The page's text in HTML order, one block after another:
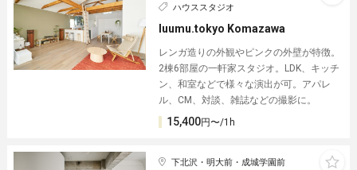
ハウススタジオ
luumu.tokyo Komazawa
レンガ造りの外観やピンクの外壁が特徴。
2棟6部屋の一軒家スタジオ。LDK、キッチ
ン、和室などで様々な演出が可。アパレ
ル、CM、対談、雑誌などの撮影に。
15,400円〜/1h
下北沢・明大前・成城学園前